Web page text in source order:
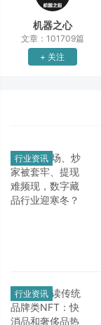
机器之心
文章：101709篇
+ 关注
行业资讯
行业资讯